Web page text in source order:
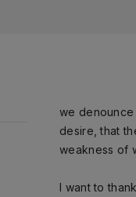
we
desire, that
weakness of
I want to